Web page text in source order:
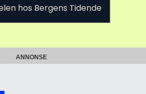
hos Bergens Tidende
ANNONSE